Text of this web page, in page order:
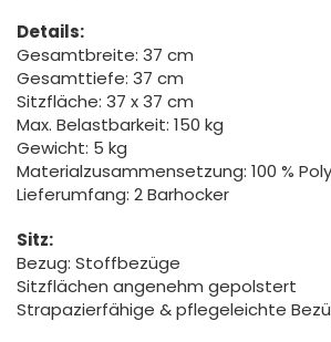
Details:
Gesamtbreite: 37 cm
Gesamttiefe: 37 cm
Sitzfläche: 37 x 37 cm
Max. Belastbarkeit: 150 kg
Gewicht: 5 kg
Materialzusammensetzung: 100 %
Lieferumfang: 2 Barhocker
Sitz:
Bezug: Stoffbezüge
Sitzflächen angenehm gepolstert
Strapazierfähige & pflegeleichte